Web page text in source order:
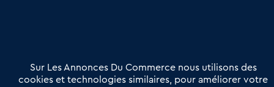
Offres Pro
Actualités
Qui sommes nous ?
Sur Les Annonces Du Commerce nous utilisons des
cookies et technologies similaires, pour améliorer votre